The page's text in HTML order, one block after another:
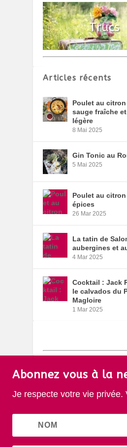
Articles récents
Poulet au
sauge fraîche
légère
8 Mai 2025
Gin Tonic au
5 Mai 2025
Poulet au
épices
26 Mar 2025
La tatin de
aubergines et
4 Mar 2025
Cocktail : Jack
le calvados du
Magloire
1 Mar 2025
Abonnez vous à la
Je respecte votre vie